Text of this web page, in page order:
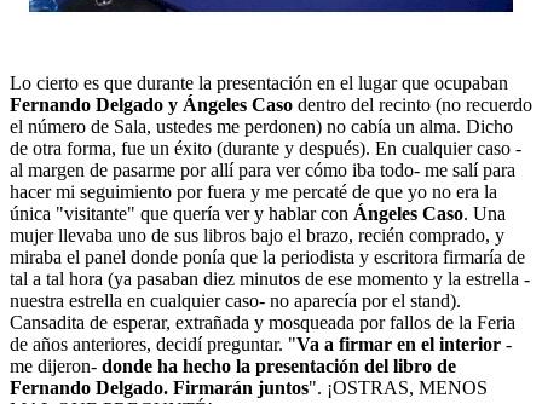
Lo cierto es que durante la presentación en el lugar que ocupaban
Fernando Delgado y Ángeles Caso dentro del recinto (no recuerdo
el número de Sala, ustedes me perdonen) no cabía un alma. Dicho
de otra forma, fue un éxito (durante y después). En cualquier caso -
al margen de pasarme por allí para ver cómo iba todo- me salí para
hacer mi seguimiento por fuera y me percaté de que yo no era la
única "visitante" que quería ver y hablar con Ángeles Caso. Una
mujer llevaba uno de sus libros bajo el brazo, recién comprado, y
miraba el panel donde ponía que la periodista y escritora firmaría de
tal a tal hora (ya pasaban diez minutos de ese momento y la estrella -
nuestra estrella en cualquier caso- no aparecía por el stand).
Cansadita de esperar, extrañada y mosqueada por fallos de la Feria
de años anteriores, decidí preguntar. "Va a firmar en el interior -
me dijeron- donde ha hecho la presentación del libro de
Fernando Delgado. Firmarán juntos". ¡OSTRAS, MENOS